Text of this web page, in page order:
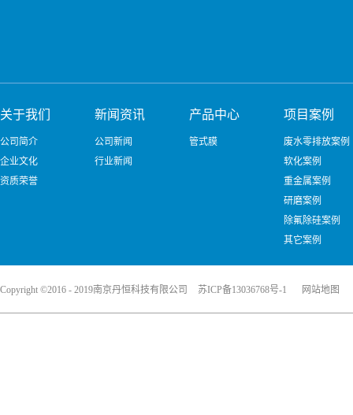
关于我们
公司简介
企业文化
资质荣誉
新闻资讯
公司新闻
行业新闻
产品中心
管式膜
项目案例
废水零排放案例
软化案例
重金属案例
研磨案例
除氟除硅案例
其它案例
Copyright ©2016 - 2019南京丹恒科技有限公司 苏ICP备13036768号-1 网站地图